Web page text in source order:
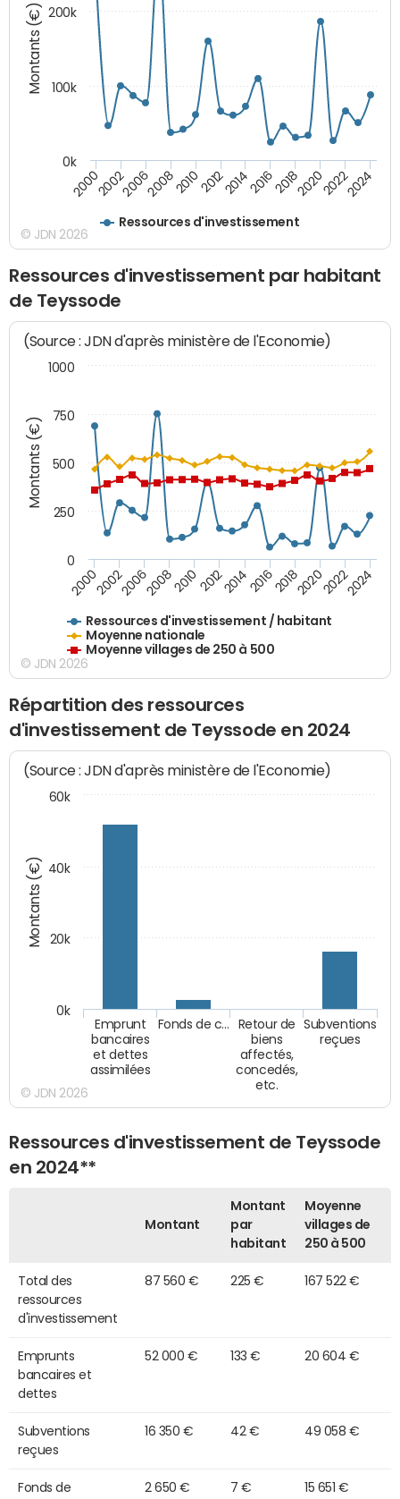
Montants (€)
Ressources d'investissement
200020022006200820102012201420162018202020222024
0k
100k
200k
© JDN 2026
Ressources d'investissement par habitant
de Teyssode
Montants (€)
(Source : JDN d'après ministère de l'Economie)
Ressources d'investissement / habitant
Moyenne nationale
Moyenne villages de 250 à 500
200020022006200820102012201420162018202020222024
0
250
500
750
1000
© JDN 2026
Répartition des ressources
d'investissement de Teyssode en 2024
Montants (€)
(Source : JDN d'après ministère de l'Economie)
Emprunt
bancaires
et dettes
assimilées
Fonds de c…
Retour de
biens
affectés,
concedés,
etc.
Subventions
reçues
0k
20k
40k
60k
© JDN 2026
Ressources d'investissement de Teyssode
en 2024**
Montant
Montant
par
habitant
Moyenne
villages de
250 à 500
Total des
ressources
d'investissement
87 560 € 225 € 167 522 €
Emprunts
bancaires et
dettes
52 000 € 133 € 20 604 €
Subventions
reçues
16 350 € 42 € 49 058 €
Fonds de 2 650 € 7 € 15 651 €